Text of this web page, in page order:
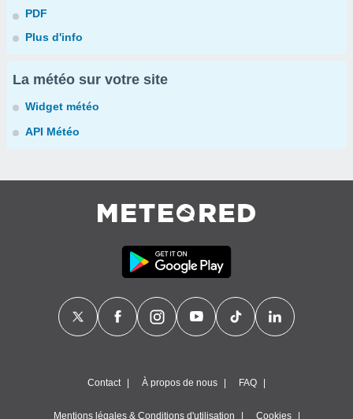
PDF
Plus d'info
La météo sur votre site
Widget météo
API Météo
Contact À propos de nous FAQ
Mentions légales & Conditions d'utilisation Cookies